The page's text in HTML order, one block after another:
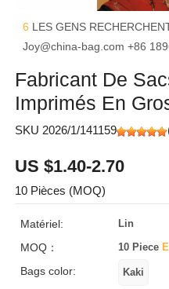
6 LES GENS
Joy@china-bag.com +86
Fabricant De
Imprimés En
SKU 2026/1/141159
US $1.40-2.70
10 Pièces (MOQ)
Matériel: Lin
MOQ： 10 Piece
Bags color: